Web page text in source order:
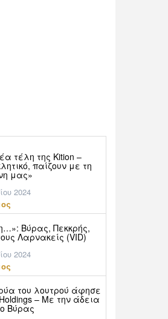
τέλη της Kition –
παίζουν με τη
μας»
2024
Βύρας, Πεκκρής,
Λαρνακείς (VID)
2024
του λουτρού άφησε
– Με την άδεια
Βύρας